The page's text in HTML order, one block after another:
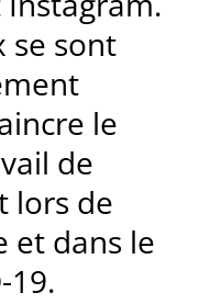
se sont
le
de
lors de
et dans le
19.